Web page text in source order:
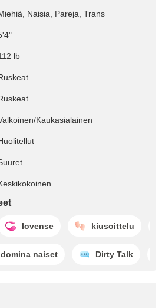
Naisia, Pareja, Trans
lb
Kaukasialainen
lovense kiusoittelu
domina naiset Dirty Talk